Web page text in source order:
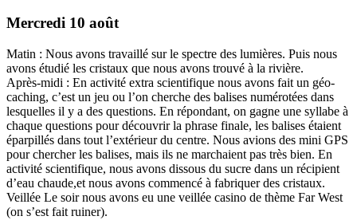
Mercredi 10 août
Matin : Nous avons travaillé sur le spectre des lumières. Puis nous
avons étudié les cristaux que nous avons trouvé à la rivière.
Après-midi : En activité extra scientifique nous avons fait un géo-
caching, c’est un jeu ou l’on cherche des balises numérotées dans
lesquelles il y a des questions. En répondant, on gagne une syllabe à
chaque questions pour découvrir la phrase finale, les balises étaient
éparpillés dans tout l’extérieur du centre. Nous avions des mini GPS
pour chercher les balises, mais ils ne marchaient pas très bien. En
activité scientifique, nous avons dissous du sucre dans un récipient
d’eau chaude,et nous avons commencé à fabriquer des cristaux.
Veillée Le soir nous avons eu une veillée casino de thème Far West
(on s’est fait ruiner).